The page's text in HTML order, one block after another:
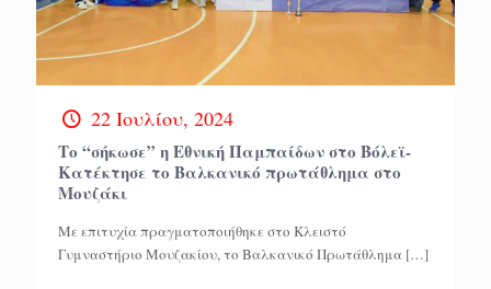
22 Ιουλίου, 2024
Το “σήκωσε” η Εθνική Παμπαίδων στο Βόλεϊ-
Κατέκτησε το Βαλκανικό πρωτάθλημα στο
Μουζάκι
Με επιτυχία πραγματοποιήθηκε στο Κλειστό
Γυμναστήριο Μουζακίου, το Βαλκανικό Πρωτάθλημα […]